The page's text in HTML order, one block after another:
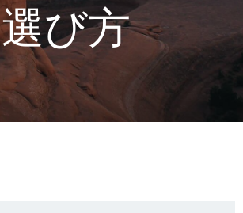
選び方